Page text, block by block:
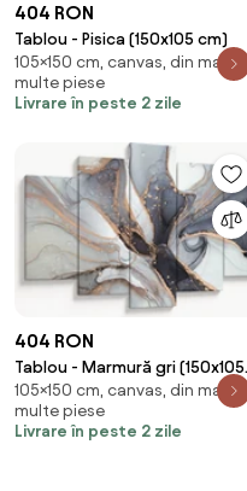
404 RON
Tablou - Pisica (150x105 cm)
105×150 cm, canvas, din mai
multe piese
Livrare în peste 2 zile
404 RON
Tablou - Marmură gri (150x105
cm)
105×150 cm, canvas, din mai
multe piese
Livrare în peste 2 zile